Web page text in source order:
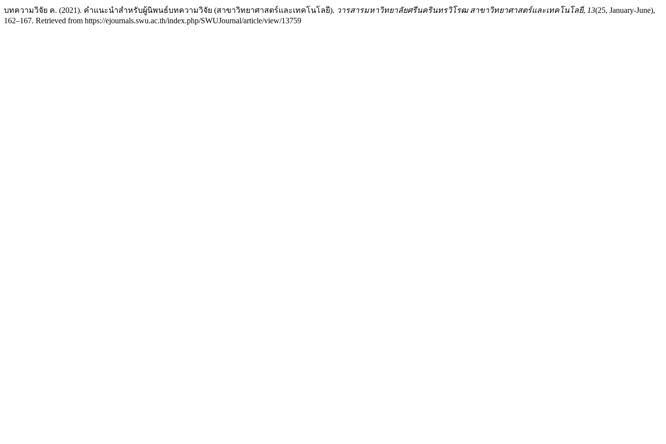
บทความวิจัย ค. (2021). คำแนะนำสำหรับผู้นิพนธ์บทความวิจัย (สาขาวิทยาศาสตร์และเทคโนโลยี). วารสารมหาวิทยาลัยศรีนครินทรวิโรฒ สาขาวิทยาศาสตร์และเทคโนโลยี, 13(25, January-June),
162–167. Retrieved from https://ejournals.swu.ac.th/index.php/SWUJournal/article/view/13759